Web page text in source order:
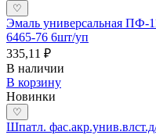
♡
Эмаль универсальная
6465-76 6шт/уп
335,11 ₽
В наличии
В корзину
Новинки
♡
Шпатл.